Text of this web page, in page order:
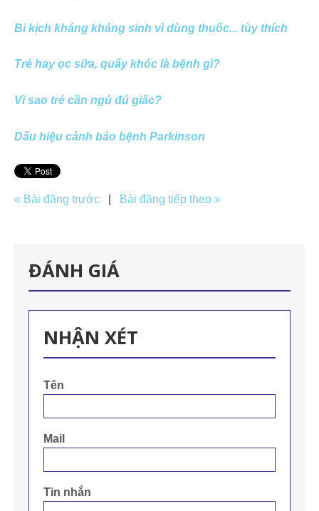
Bi kịch kháng kháng sinh vì dùng thuốc... tùy thích
Trẻ hay ọc sữa, quấy khóc là bệnh gì?
Vì sao trẻ cần ngủ đủ giấc?
Dấu hiệu cảnh báo bệnh Parkinson
« Bài đăng trước Bài đăng tiếp theo »
ĐÁNH GIÁ
NHẬN XÉT
Tên
Mail
Tin nhắn